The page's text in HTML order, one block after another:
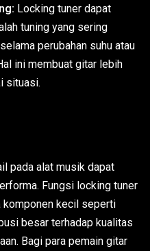
Locking tuner dapat
tuning yang sering
perubahan suhu atau
ini membuat gitar lebih
situasi.
pada alat musik dapat
Fungsi locking tuner
komponen kecil seperti
besar terhadap kualitas
Bagi para pemain gitar